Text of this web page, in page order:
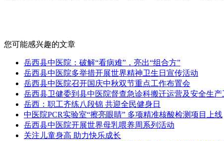
您可能感兴趣的文章
岳西县中医院：破解“看病难”，亮出“组合方”
岳西县中医院多举措开展世界精神卫生日宣传活动
岳西县中医院召开国庆中秋双节重点工作布置会
岳西县卫健委到县中医院督查急诊科搬迁运营及安全生产
岳西：职工齐练八段锦 共迎全民健身日
中医院PCR实验室“擦亮眼睛” 多项精准核酸检测项目上线
岳西县中医院开展世界母乳喂养周系列活动
关注儿童身高 助力快乐成长